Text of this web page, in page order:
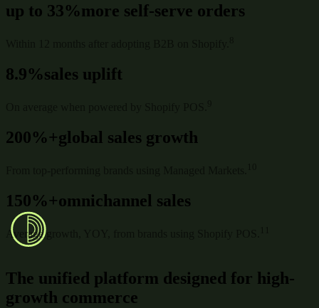
up to 33%more self-serve orders
8.9%sales uplift
200%+global sales growth
150%+omnichannel sales
Average growth, YOY, from brands using Shopify POS.
The unified platform designed for high-
growth commerce